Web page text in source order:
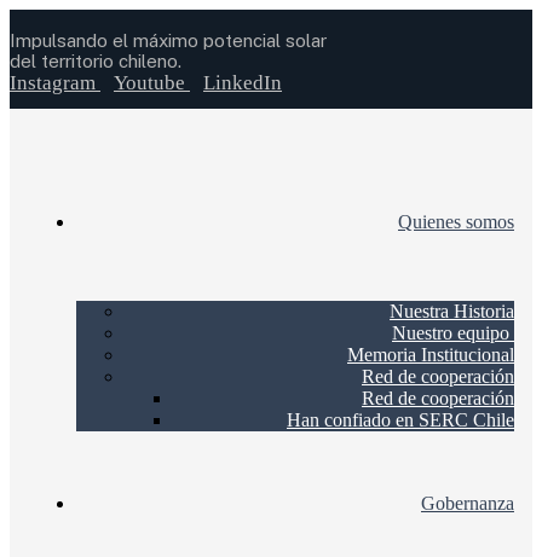
Impulsando el máximo potencial solar
del territorio chileno.
Instagram Youtube LinkedIn
Quienes somos
Nuestra Historia
Nuestro equipo
Memoria Institucional
Red de cooperación
Red de cooperación
Han confiado en SERC Chile
Gobernanza